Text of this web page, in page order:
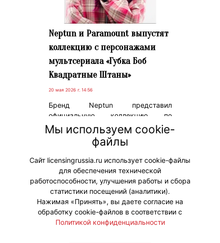
Neptun и Paramount выпустят
коллекцию с персонажами
мультсериала «Губка Боб
Квадратные Штаны»
20 мая 2026 г. 14:56
Бренд Neptun представил
официальную коллекцию по
мотивам мультсериала «Губка Боб
Квадратные Штаны», созданную
совместно с Paramount. Полный
релиз состоится 22 мая.
#Коллаборации
Мы используем cookie-
файлы
Сайт licensingrussia.ru использует cookie-файлы
для обеспечения технической
работоспособности, улучшения работы и сбора
статистики посещений (аналитики).
Нажимая «Принять», вы даете согласие на
обработку cookie-файлов в соответствии с
Политикой конфиденциальности